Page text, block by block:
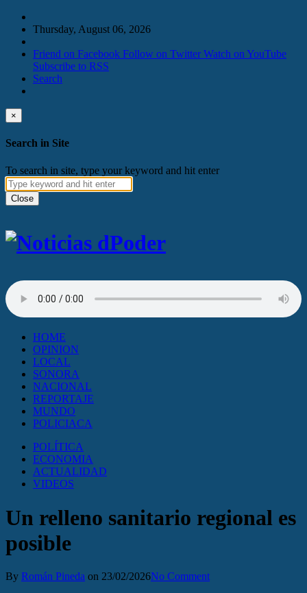
Thursday, August 06, 2026
Friend on Facebook Follow on Twitter Watch on YouTube
Subscribe to RSS
Search
×
Search in Site
To search in site, type your keyword and hit enter
Close
HOME
OPINION
LOCAL
SONORA
NACIONAL
REPORTAJE
MUNDO
POLICIACA
POLÍTICA
ECONOMIA
ACTUALIDAD
VIDEOS
Un relleno sanitario regional es
posible
By Román Pineda on 23/02/2026No Comment